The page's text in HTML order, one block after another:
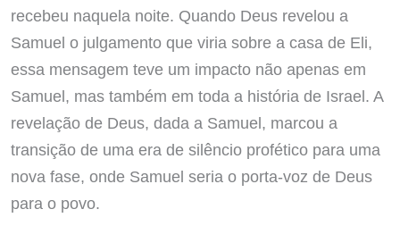
recebeu naquela noite. Quando Deus revelou a
Samuel o julgamento que viria sobre a casa de Eli,
essa mensagem teve um impacto não apenas em
Samuel, mas também em toda a história de Israel. A
revelação de Deus, dada a Samuel, marcou a
transição de uma era de silêncio profético para uma
nova fase, onde Samuel seria o porta-voz de Deus
para o povo.